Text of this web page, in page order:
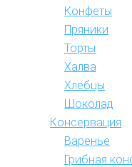
Конфеты
Пряники
Торты
Халва
Хлебцы
Шоколад
Консервация
Варенье
Грибная